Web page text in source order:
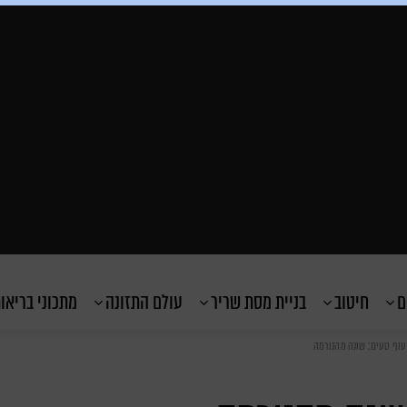
חיטוב בניית מסת שריר עולם התזונה מתכוני
טעים: שונה מהנורמה